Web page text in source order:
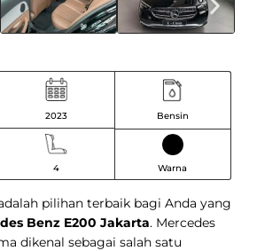
2023 Bensin
4 Warna
pilihan terbaik bagi Anda yang
Benz E200 Jakarta. Mercedes
dikenal sebagai salah satu